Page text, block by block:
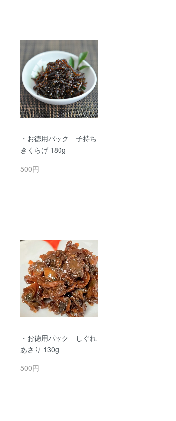
・お徳用パック 子持ち
きくらげ 180g
500円
・お徳用パック しぐれ
あさり 130g
500円